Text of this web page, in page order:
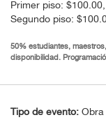
Primer piso: $100.00,
Segundo piso:
50% estudiantes,
disponibilidad.
Tipo de evento: Obra